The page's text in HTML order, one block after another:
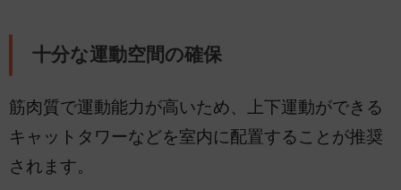
十分な運動空間の確保
筋肉質で運動能力が高いため、上下運動ができる
キャットタワーなどを室内に配置することが推奨
されます。